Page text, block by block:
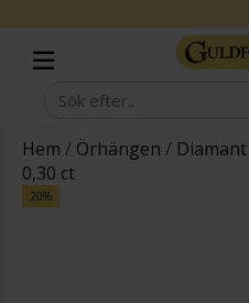
✔ SNABBA
Hem / Örhängen / Diamant
0,30 ct
20%